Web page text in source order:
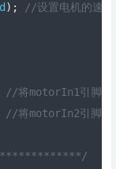
);
//设置电机的速度
//将motorIn1引脚初
//将motorIn2引脚初